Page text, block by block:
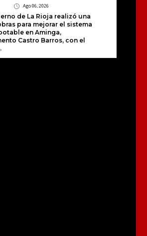
Ago 06, 2026
de La Rioja realizó una
para mejorar el sistema
en Aminga,
Castro Barros, con el